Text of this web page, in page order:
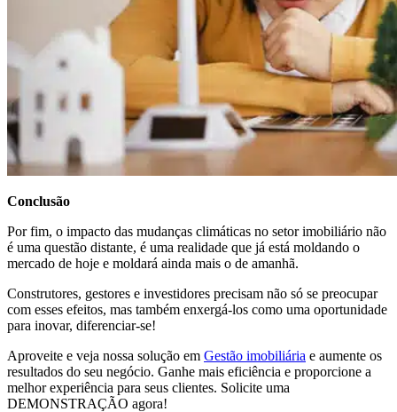
Conclusão
Por fim, o impacto das mudanças climáticas no setor imobiliário não
é uma questão distante, é uma realidade que já está moldando o
mercado de hoje e moldará ainda mais o de amanhã.
Construtores, gestores e investidores precisam não só se preocupar
com esses efeitos, mas também enxergá-los como uma oportunidade
para inovar, diferenciar-se!
Aproveite e veja nossa solução em Gestão imobiliária e aumente os
resultados do seu negócio. Ganhe mais eficiência e proporcione a
melhor experiência para seus clientes. Solicite uma
DEMONSTRAÇÃO agora!